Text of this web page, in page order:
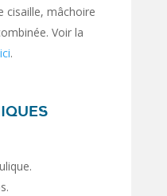
cisaille, mâchoire
Voir la
.